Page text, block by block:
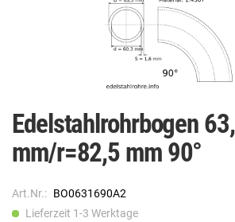
Edelstahlrohrbogen
mm/r=82,5 mm 90°
Art.Nr.: BO0631690A2
Lieferzeit 1-3 Werktage